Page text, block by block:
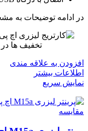
در ادامه توضیحات به
تخفیف ها در
افزودن به علاقه مندی
اطلاعات بیشتر
نمایش سریع
مقايسه